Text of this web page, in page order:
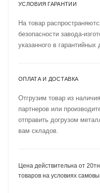
УСЛОВИЯ ГАРАНТИИ
На товар
безопасности завода-
указанного в гарантийных
ОПЛАТА И ДОСТАВКА
Отгрузим товар из
партнеров или
отправить догрузом
вам складов.
Цена действительна от
товаров на условиях